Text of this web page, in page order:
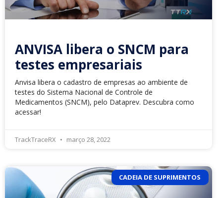
ANVISA libera o SNCM para
testes empresariais
Anvisa libera o cadastro de empresas ao ambiente de
testes do Sistema Nacional de Controle de
Medicamentos (SNCM), pelo Dataprev. Descubra como
acessar!
TrackTraceRX março 28, 2022
CADEIA DE SUPRIMENTOS